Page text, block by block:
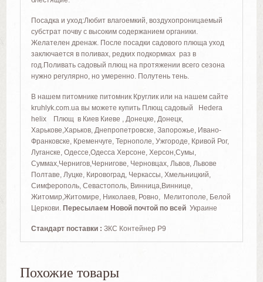
Посадка и уход:Любит влагоемкий, воздухопроницаемый
субстрат почву с высоким содержанием органики.
Желателен дренаж. После посадки садового плюща уход
заключается в поливах, редких подкормках раз в
год.Поливать садовый плющ на протяжении всего сезона
нужно регулярно, но умеренно. Полутень тень.
В нашем питомнике питомник Круглик или на нашем сайте
kruhlyk.com.ua вы можете купить Плющ садовый Hedera
helix Плющ в Киев Киеве , Донецке, Донецк,
Харькове,Харьков, Днепропетровске, Запорожье, Ивано-
Франковске, Кременчуге, Тернополе, Ужгороде, Кривой Рог,
Луганске, Одессе,Одесса Херсоне, Херсон,Сумы,
Суммах,Чернигов,Чернигове, Черновцах, Львов, Львове
Полтаве, Луцке, Кировоград, Черкассы, Хмельницкий,
Симферополь, Севастополь, Винница,Виннице,
Житомир,Житомире, Николаев, Ровно, Мелитополе, Белой
Церкови. Пересылаем Новой почтой по всейУкраине
Стандарт поставки : ЗКС Контейнер Р9
Похожие товары